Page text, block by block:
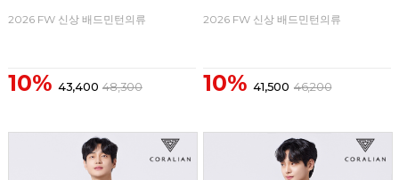
2026 FW 신상 배드민턴의류
10% 43,400 48,300
2026 FW 신상 배드민턴의류
10% 41,500 46,200